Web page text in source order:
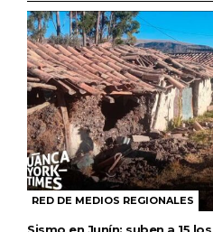
RED DE MEDIOS REGIONALES